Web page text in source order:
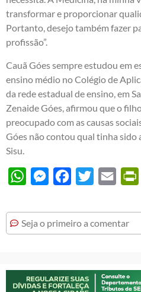
transformar e proporcionar
Portanto, desejo também fazer
profissão”.
Cauã Góes sempre estudou em
ensino médio no Colégio de
da rede estadual de ensino, em
Zenaide Góes, afirmou que o
preocupado com as causas
Góes não contou qual tinha sido
Sisu.
WhatsAppMessengerFacebook
Twitter Email
Seja o primeiro a comentar